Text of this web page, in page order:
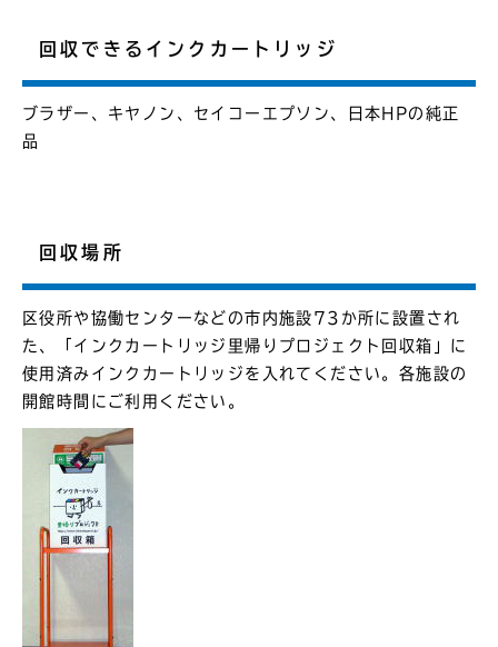
回収できるインクカートリッジ
ブラザー、キヤノン、セイコーエプソン、日本HPの純正
品
回収場所
区役所や協働センターなどの市内施設73か所に設置され
た、「インクカートリッジ里帰りプロジェクト回収箱」に
使用済みインクカートリッジを入れてください。各施設の
開館時間にご利用ください。